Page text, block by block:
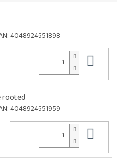
4048924651898
rooted
4048924651959